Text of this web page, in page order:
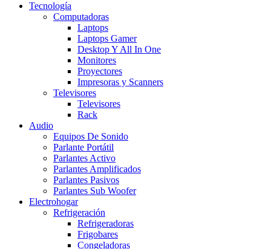
Tecnología
Computadoras
Laptops
Laptops Gamer
Desktop Y All In One
Monitores
Proyectores
Impresoras y Scanners
Televisores
Televisores
Rack
Audio
Equipos De Sonido
Parlante Portátil
Parlantes Activo
Parlantes Amplificados
Parlantes Pasivos
Parlantes Sub Woofer
Electrohogar
Refrigeración
Refrigeradoras
Frigobares
Congeladoras